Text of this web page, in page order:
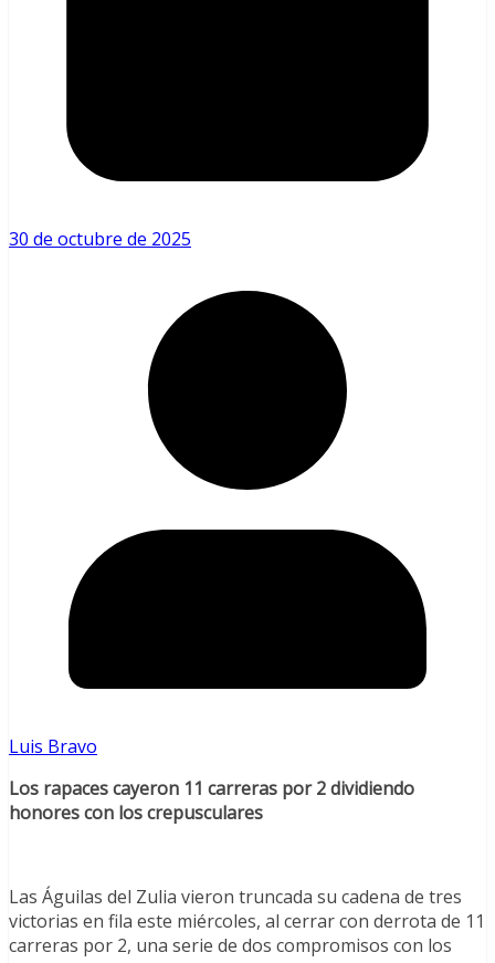
30 de octubre de 2025
Luis Bravo
Los rapaces cayeron 11 carreras por 2 dividiendo
honores con los crepusculares
Las Águilas del Zulia vieron truncada su cadena de tres
victorias en fila este miércoles, al cerrar con derrota de 11
carreras por 2, una serie de dos compromisos con los